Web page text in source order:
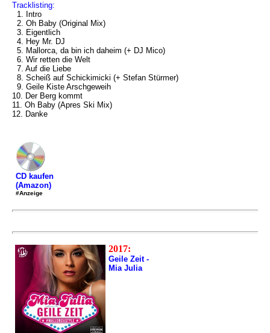
Tracklisting:
1. Intro
2. Oh Baby (Original Mix)
3. Eigentlich
4. Hey Mr. DJ
5. Mallorca, da bin ich daheim (+ DJ Mico)
6. Wir retten die Welt
7. Auf die Liebe
8. Scheiß auf Schickimicki (+ Stefan Stürmer)
9. Geile Kiste Arschgeweih
10. Der Berg kommt
11. Oh Baby (Apres Ski Mix)
12. Danke
CD kaufen
(Amazon)
#Anzeige
2017:
Geile Zeit -
Mia Julia